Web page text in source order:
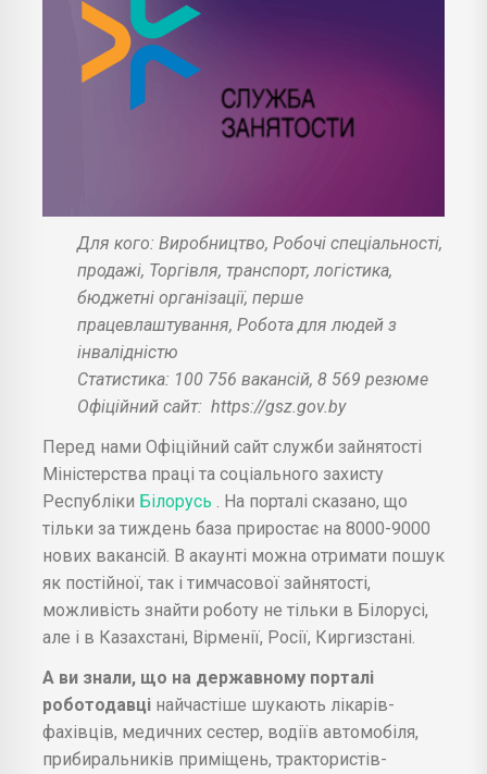
Для кого: Виробництво, Робочі спеціальності,
продажі, Торгівля, транспорт, логістика,
бюджетні організації, перше
працевлаштування, Робота для людей з
інвалідністю
Статистика: 100 756 вакансій, 8 569 резюме
Офіційний сайт: https://gsz.gov.by
Перед нами Офіційний сайт служби зайнятості
Міністерства праці та соціального захисту
Республіки Білорусь
. На порталі сказано, що
тільки за тиждень база приростає на 8000-9000
нових вакансій. В акаунті можна отримати пошук
як постійної, так і тимчасової зайнятості,
можливість знайти роботу не тільки в Білорусі,
але і в Казахстані, Вірменії, Росії, Киргизстані.
А ви знали, що на державному порталі
роботодавці найчастіше шукають лікарів-
фахівців, медичних сестер, водіїв автомобіля,
прибиральників приміщень, трактористів-